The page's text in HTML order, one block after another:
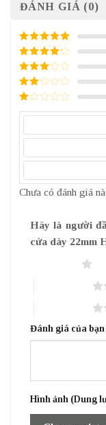
ĐÁNH GIÁ (0)
5/ 5 điểm
4/ 5
điểm
3/ 5
điểm
2/
điểm
1
điểm
Chưa có đánh giá
Hãy là người
cửa dày 22mm
Đánh giá của bạn
Hình ảnh (Dung